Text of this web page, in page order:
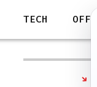
TECH OFF